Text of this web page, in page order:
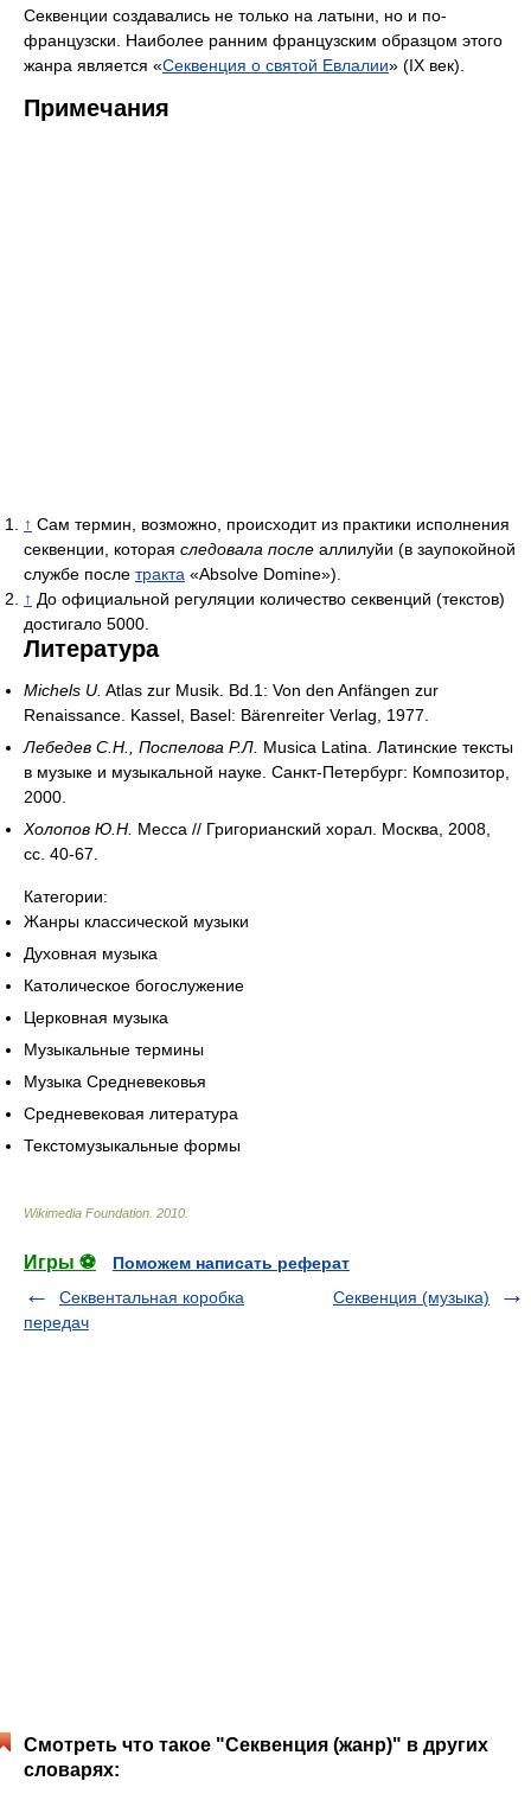
Секвенции создавались не только на латыни, но и по-
французски. Наиболее ранним французским образцом этого
жанра является «Секвенция о святой Евлалии» (IX век).
Примечания
↑ Сам термин, возможно, происходит из практики исполнения
секвенции, которая следовала после аллилуйи (в заупокойной
службе после тракта «Absolve Domine»).
↑ До официальной регуляции количество секвенций (текстов)
достигало 5000.
Литература
Michels U. Atlas zur Musik. Bd.1: Von den Anfängen zur
Renaissance. Kassel, Basel: Bärenreiter Verlag, 1977.
Лебедев С.Н., Поспелова Р.Л. Musica Latina. Латинские тексты
в музыке и музыкальной науке. Санкт-Петербург: Композитор,
2000.
Холопов Ю.Н. Месса // Григорианский хорал. Москва, 2008,
сс. 40-67.
Категории:
Жанры классической музыки
Духовная музыка
Католическое богослужение
Церковная музыка
Музыкальные термины
Музыка Средневековья
Средневековая литература
Текстомузыкальные формы
Wikimedia Foundation 2010
Игры ⚽
Поможем написать реферат
Секвентальная коробка
передач
Секвенция (музыка)
Смотреть что такое "Секвенция (жанр)" в других
словарях: